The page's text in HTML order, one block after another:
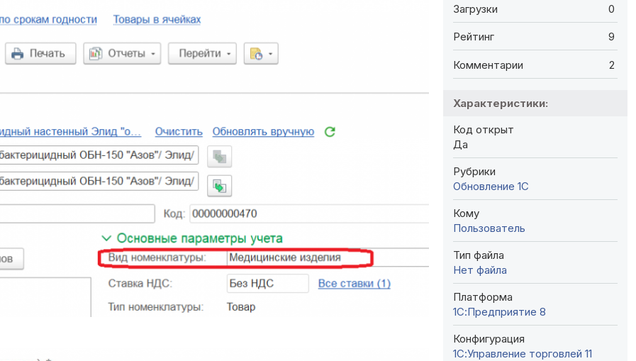
Загрузки 0
Рейтинг 9
Комментарии 2
Характеристики:
Код открыт
Да
Рубрики
Обновление 1С
Кому
Пользователь
Тип файла
Нет файла
Платформа
1С:Предприятие 8
Конфигурация
1С:Управление торговлей 11